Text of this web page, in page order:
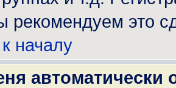
рекомендуем это
началу
автоматически